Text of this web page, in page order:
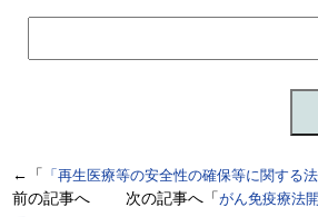
←「 「再生医療等の安全性の確保等に関する
前の記事へ 次の記事へ「がん免疫療法